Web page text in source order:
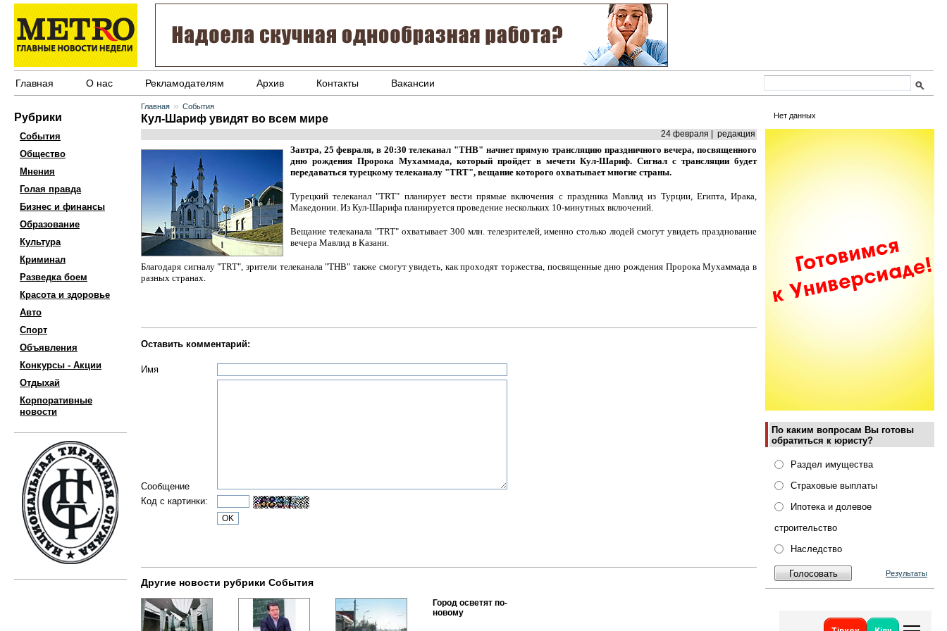
Главная О нас Рекламодателям Архив Контакты Вакансии
Рубрики
События
Общество
Мнения
Голая правда
Бизнес и финансы
Образование
Культура
Криминал
Разведка боем
Красота и здоровье
Авто
Спорт
Объявления
Конкурсы - Акции
Отдыхай
Корпоративные
новости
Нет данных
По каким вопросам Вы готовы
обратиться к юристу?
Раздел имущества
Страховые выплаты
Ипотека и долевое
строительство
Наследство
Результаты
Главная » События
Кул-Шариф увидят во всем мире
24 февраля | редакция
Завтра, 25 февраля, в 20:30 телеканал "ТНВ" начнет прямую трансляцию праздничного вечера, посвященного
дню рождения Пророка Мухаммада, который пройдет в мечети Кул-Шариф. Сигнал с трансляции будет
передаваться турецкому телеканалу "TRT", вещание которого охватывает многие страны.
Турецкий телеканал "TRT" планирует вести прямые включения с праздника Мавлид из Турции, Египта, Ирака,
Македонии. Из Кул-Шарифа планируется проведение нескольких 10-минутных включений.
Вещание телеканала "TRT" охватывает 300 млн. телезрителей, именно столько людей смогут увидеть празднование
вечера Мавлид в Казани.
Благодаря сигналу "TRT", зрители телеканала "ТНВ" также смогут увидеть, как проходят торжества, посвященные дню рождения Пророка Мухаммада в
разных странах.
Оставить комментарий:
Имя
Сообщение
Код с картинки:
Другие новости рубрики События
Город осветят по-
новому